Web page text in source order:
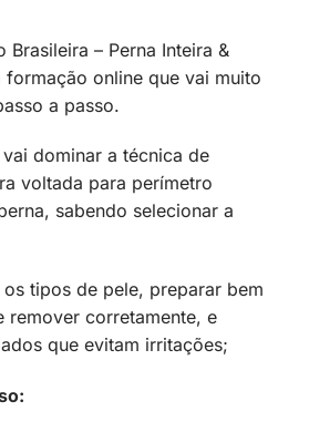
Brasileira – Perna Inteira &
formação online que vai muito
a passo.
dominar a técnica de
voltada para perímetro
sabendo selecionar a
tipos de pele, preparar bem
remover corretamente, e
que evitam irritações;